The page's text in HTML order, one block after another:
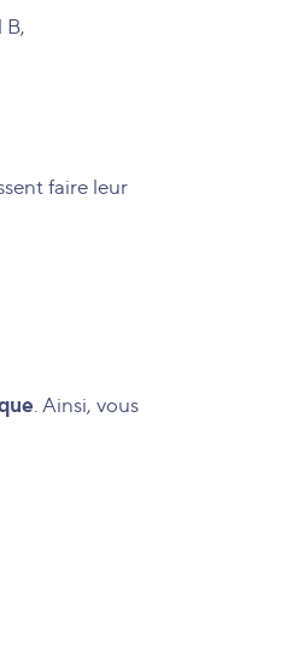
B,
faire leur
. Ainsi, vous